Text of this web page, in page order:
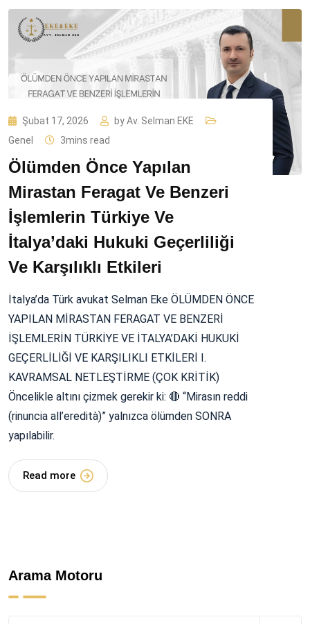
Şubat 17, 2026 byAv. Selman EKE
Genel
3mins read
Ölümden Önce Yapılan
Mirastan Feragat Ve Benzeri
İşlemlerin Türkiye Ve
İtalya’daki Hukuki Geçerliliği
Ve Karşılıklı Etkileri
İtalya’da Türk avukat Selman Eke ÖLÜMDEN ÖNCE
YAPILAN MİRASTAN FERAGAT VE BENZERİ
İŞLEMLERİN TÜRKİYE VE İTALYA’DAKİ HUKUKİ
GEÇERLİLİĞİ VE KARŞILIKLI ETKİLERİ I.
KAVRAMSAL NETLEŞTİRME (ÇOK KRİTİK)
Öncelikle altını çizmek gerekir ki: 🔴 “Mirasın reddi
(rinuncia all’eredità)” yalnızca ölümden SONRA
yapılabilir.
Read more
Arama Motoru